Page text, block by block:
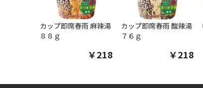
カップ即席春雨 麻辣湯
８８ｇ
￥218
カップ即席春雨 酸辣湯
７６ｇ
￥218